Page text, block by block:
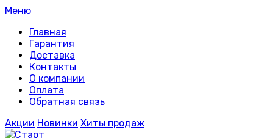
Меню
Главная
Гарантия
Доставка
Контакты
О компании
Оплата
Обратная связь
Акции Новинки Хиты продаж